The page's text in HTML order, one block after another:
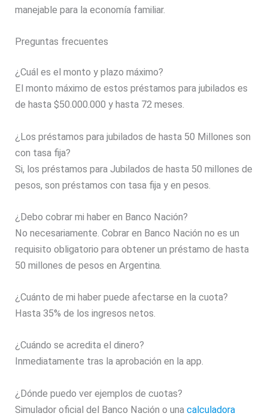
manejable para la economía familiar.
Preguntas frecuentes
¿Cuál es el monto y plazo máximo?
El monto máximo de estos préstamos para jubilados es
de hasta $50.000.000 y hasta 72 meses.
¿Los préstamos para jubilados de hasta 50 Millones son
con tasa fija?
Si, los préstamos para Jubilados de hasta 50 millones de
pesos, son préstamos con tasa fija y en pesos.
¿Debo cobrar mi haber en Banco Nación?
No necesariamente. Cobrar en Banco Nación no es un
requisito obligatorio para obtener un préstamo de hasta
50 millones de pesos en Argentina.
¿Cuánto de mi haber puede afectarse en la cuota?
Hasta 35% de los ingresos netos.
¿Cuándo se acredita el dinero?
Inmediatamente tras la aprobación en la app.
¿Dónde puedo ver ejemplos de cuotas?
Simulador oficial del Banco Nación o unacalculadora